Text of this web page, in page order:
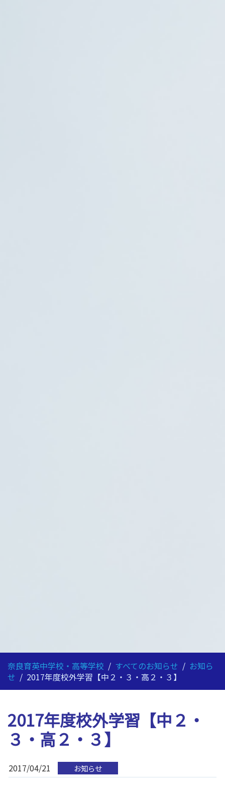
奈良育英中学校・高等学校 / すべてのお知らせ / お知ら
せ / 2017年度校外学習【中２・３・高２・３】
2017年度校外学習【中２・
３・高２・３】
2017/04/21 お知らせ